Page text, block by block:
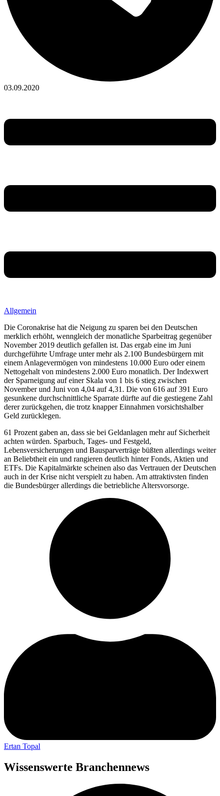
03.09.2020
Allgemein
Die Coronakrise hat die Neigung zu sparen bei den Deutschen
merklich erhöht, wenngleich der monatliche Sparbeitrag gegenüber
November 2019 deutlich gefallen ist. Das ergab eine im Juni
durchgeführte Umfrage unter mehr als 2.100 Bundesbürgern mit
einem Anlagevermögen von mindestens 10.000 Euro oder einem
Nettogehalt von mindestens 2.000 Euro monatlich. Der Indexwert
der Sparneigung auf einer Skala von 1 bis 6 stieg zwischen
November und Juni von 4,04 auf 4,31. Die von 616 auf 391 Euro
gesunkene durchschnittliche Sparrate dürfte auf die gestiegene Zahl
derer zurückgehen, die trotz knapper Einnahmen vorsichtshalber
Geld zurücklegen.
61 Prozent gaben an, dass sie bei Geldanlagen mehr auf Sicherheit
achten würden. Sparbuch, Tages- und Festgeld,
Lebensversicherungen und Bausparverträge büßten allerdings weiter
an Beliebtheit ein und rangieren deutlich hinter Fonds, Aktien und
ETFs. Die Kapitalmärkte scheinen also das Vertrauen der Deutschen
auch in der Krise nicht verspielt zu haben. Am attraktivsten finden
die Bundesbürger allerdings die betriebliche Altersvorsorge.
Ertan Topal
Wissenswerte Branchennews